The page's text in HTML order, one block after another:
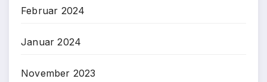
Februar 2024
Januar 2024
November 2023